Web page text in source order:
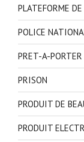
PLATEFORME
POLICE
PRET-A-PORTER
PRISON
PRODUIT DE
PRODUIT